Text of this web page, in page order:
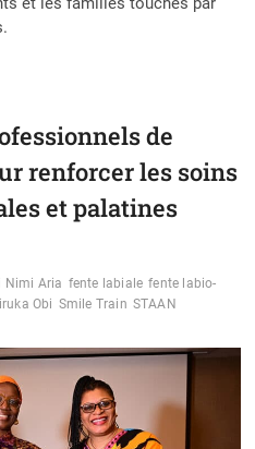
de
renforcer les soins
et palatines
Nimi Aria fente labiale fente labio-
Obi Smile Train STAAN